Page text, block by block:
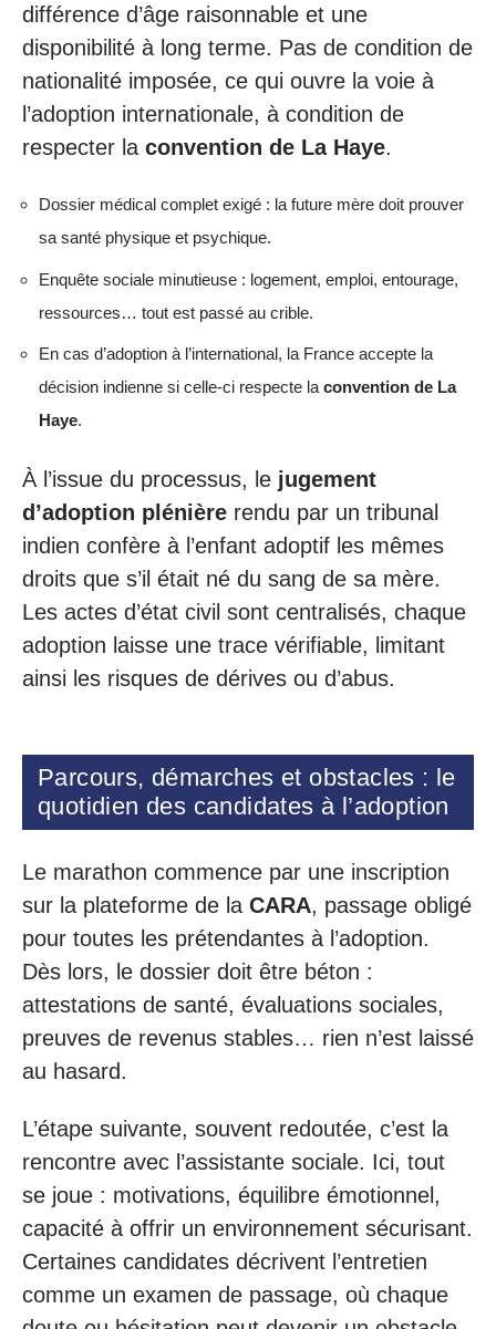
différence d’âge raisonnable et une
disponibilité à long terme. Pas de condition de
nationalité imposée, ce qui ouvre la voie à
l’adoption internationale, à condition de
respecter la convention de La Haye.
Dossier médical complet exigé : la future mère doit prouver
sa santé physique et psychique.
Enquête sociale minutieuse : logement, emploi, entourage,
ressources… tout est passé au crible.
En cas d’adoption à l’international, la France accepte la
décision indienne si celle-ci respecte la convention de La
Haye.
À l’issue du processus, le jugement
d’adoption plénière rendu par un tribunal
indien confère à l’enfant adoptif les mêmes
droits que s’il était né du sang de sa mère.
Les actes d’état civil sont centralisés, chaque
adoption laisse une trace vérifiable, limitant
ainsi les risques de dérives ou d’abus.
Parcours, démarches et obstacles : le
quotidien des candidates à l’adoption
Le marathon commence par une inscription
sur la plateforme de la CARA, passage obligé
pour toutes les prétendantes à l’adoption.
Dès lors, le dossier doit être béton :
attestations de santé, évaluations sociales,
preuves de revenus stables… rien n’est laissé
au hasard.
L’étape suivante, souvent redoutée, c’est la
rencontre avec l’assistante sociale. Ici, tout
se joue : motivations, équilibre émotionnel,
capacité à offrir un environnement sécurisant.
Certaines candidates décrivent l’entretien
comme un examen de passage, où chaque